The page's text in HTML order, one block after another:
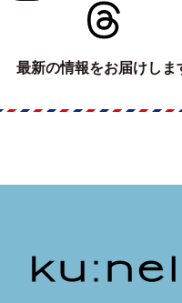
最新の情報をお届けしま